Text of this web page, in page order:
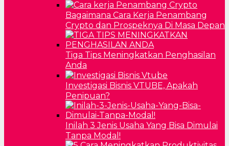
Bagaimana Cara Kerja Penambang
Crypto dan Prospeknya Di Masa Depan
Tiga Tips Meningkatkan Penghasilan
Anda
Investigasi Bisnis VTUBE, Apakah
Penipuan?
Inilah 3 Jenis Usaha Yang Bisa Dimulai
Tanpa Modal!